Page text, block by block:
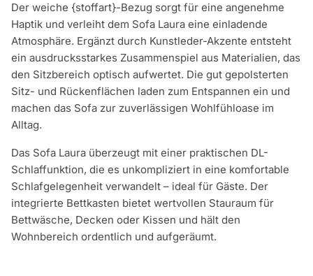
Der weiche {stoffart}-Bezug sorgt für eine angenehme
Haptik und verleiht dem Sofa Laura eine einladende
Atmosphäre. Ergänzt durch Kunstleder-Akzente entsteht
ein ausdrucksstarkes Zusammenspiel aus Materialien, das
den Sitzbereich optisch aufwertet. Die gut gepolsterten
Sitz- und Rückenflächen laden zum Entspannen ein und
machen das Sofa zur zuverlässigen Wohlfühloase im
Alltag.
Das Sofa Laura überzeugt mit einer praktischen DL-
Schlaffunktion, die es unkompliziert in eine komfortable
Schlafgelegenheit verwandelt – ideal für Gäste. Der
integrierte Bettkasten bietet wertvollen Stauraum für
Bettwäsche, Decken oder Kissen und hält den
Wohnbereich ordentlich und aufgeräumt.